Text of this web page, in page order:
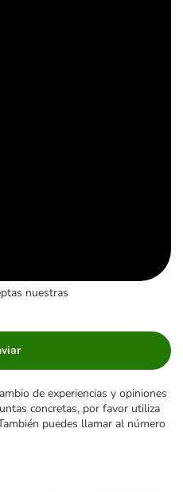
nuestras
de experiencias y opiniones
concretas, por favor utiliza
puedes llamar al número